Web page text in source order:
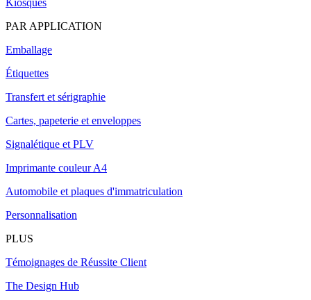
PAR APPLICATION
Emballage
Étiquettes
Transfert et sérigraphie
Cartes, papeterie et enveloppes
Signalétique et PLV
Imprimante couleur A4
Automobile et plaques d'immatriculation
Personnalisation
PLUS
Témoignages de Réussite Client
The Design Hub